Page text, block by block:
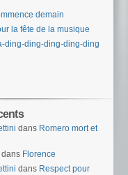
demain
la fête de la musique
ding-ding-ding-ding-ding
dans Romero mort et
dans Florence
dans Respect pour